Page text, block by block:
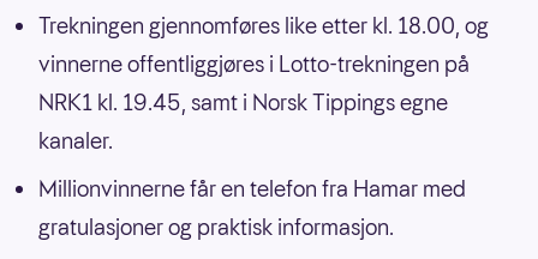
Trekningen gjennomføres like etter kl. 18.00, og
vinnerne offentliggjøres i Lotto-trekningen på
NRK1 kl. 19.45, samt i Norsk Tippings egne
kanaler.
Millionvinnerne får en telefon fra Hamar med
gratulasjoner og praktisk informasjon.